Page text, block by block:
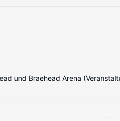
und Braehead Arena